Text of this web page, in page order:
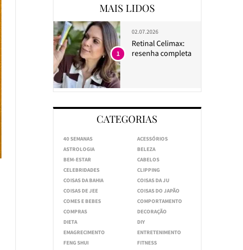
MAIS LIDOS
02.07.2026
Retinal Celimax:
resenha completa
1
CATEGORIAS
40 SEMANAS
ACESSÓRIOS
ASTROLOGIA
BELEZA
BEM-ESTAR
CABELOS
CELEBRIDADES
CLIPPING
COISAS DA BAHIA
COISAS DA JU
COISAS DE JEE
COISAS DO JAPÃO
COMES E BEBES
COMPORTAMENTO
COMPRAS
DECORAÇÃO
DIETA
DIY
EMAGRECIMENTO
ENTRETENIMENTO
FENG SHUI
FITNESS